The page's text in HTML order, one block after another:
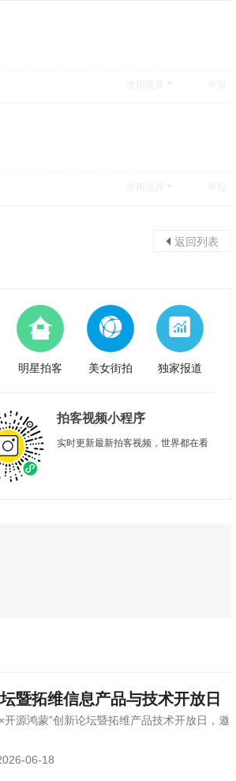
返回列表
明星拍客 美女街拍 独家报道
拍客视频小程序
实时更新最新拍客视频，世界都在看
暨拓维信息产品与技术开放日
源鸿蒙”创新论坛暨拓维产品技术开放日，邀
06-18